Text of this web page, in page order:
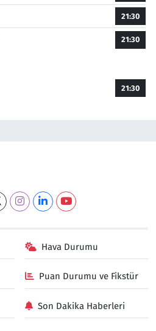
21:30
21:30
21:30
Hava Durumu
Puan Durumu ve Fikstür
Son Dakika Haberleri